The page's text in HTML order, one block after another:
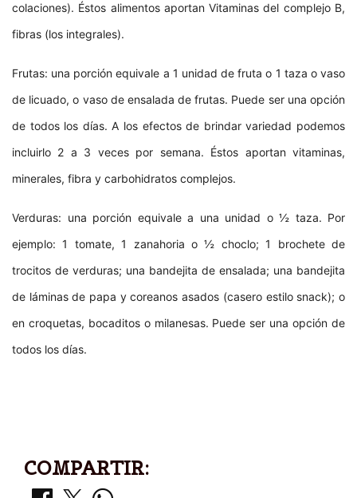
colaciones). Éstos alimentos aportan Vitaminas del complejo B,
fibras (los integrales).
Frutas: una porción equivale a 1 unidad de fruta o 1 taza o vaso
de licuado, o vaso de ensalada de frutas. Puede ser una opción
de todos los días. A los efectos de brindar variedad podemos
incluirlo 2 a 3 veces por semana. Éstos aportan vitaminas,
minerales, fibra y carbohidratos complejos.
Verduras: una porción equivale a una unidad o ½ taza. Por
ejemplo: 1 tomate, 1 zanahoria o ½ choclo; 1 brochete de
trocitos de verduras; una bandejita de ensalada; una bandejita
de láminas de papa y coreanos asados (casero estilo snack); o
en croquetas, bocaditos o milanesas. Puede ser una opción de
todos los días.
COMPARTIR: